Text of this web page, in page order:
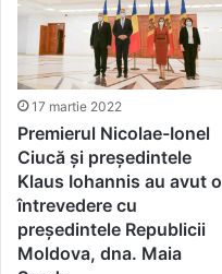
17 martie 2022
Premierul Nicolae-Ionel
Ciucă și președintele
Klaus Iohannis au avut o
întrevedere cu
președintele Republicii
Moldova, dna. Maia